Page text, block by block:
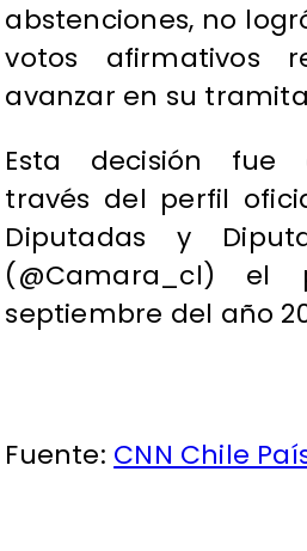
abstenciones, no
votos afirmativos
avanzar en su
Esta decisión fue
través del perfil
Diputadas y
(@Camara_cl) el
septiembre del año
Fuente: CNN Chile